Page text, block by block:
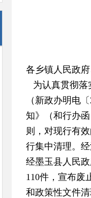
各乡镇人民政
为认真贯彻落
（新政办明电
知》（和行办
则，对现行有
行集中清理。
经墨玉县人民
110件，宣布废
和政策性文件